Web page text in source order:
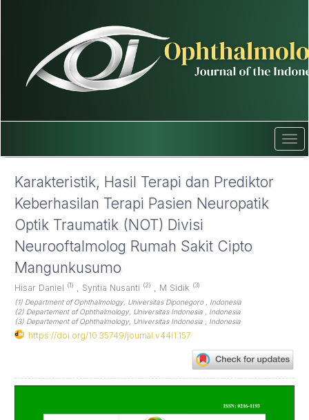
Main
Navigation
Karakteristik, Hasil Terapi dan Prediktor
Keberhasilan Terapi Pasien Neuropatik
Optik Traumatik (NOT) Divisi
Neurooftalmolog Rumah Sakit Cipto
Mangunkusumo
Hisar Daniel (1) , Syntia Nusanti (2) , M Sidik (3)
(1) Department of Ophthalmology, Universitas Diponegoro , Indonesia
(2) Departement of Ophthalmology, Universitas Indonesia , Indonesia
(3) Departement of Ophthalmology, Universitas Indonesia , Indonesia
https://doi.org/10.35749/journal.v44i1.157
Sidebar